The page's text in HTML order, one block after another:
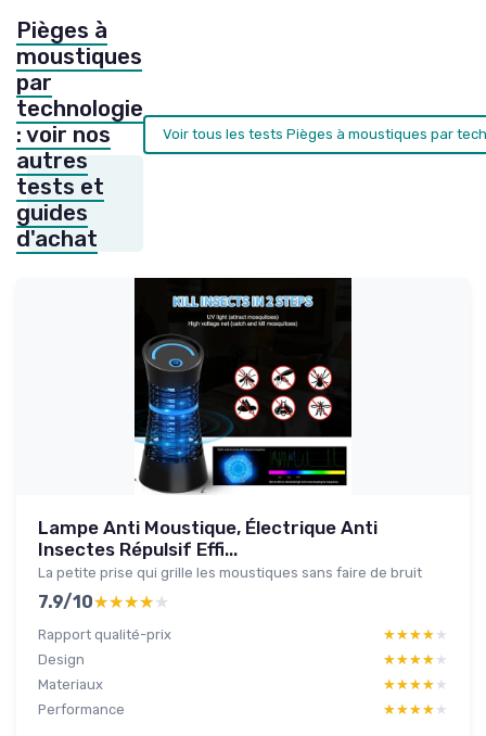
Pièges à
moustiques
par
technologie
: voir nos
autres
tests et
guides
d'achat
Voir tous les tests Pièges à moustiques par
Lampe Anti Moustique, Électrique Anti
Insectes Répulsif Effi...
La petite prise qui grille les moustiques sans faire de bruit
7.9/10★★★★★
★★★★★
Rapport qualité-prix ★★★★★
★★★★★
Design
★★★★★
★★★★★
Materiaux
★★★★★
★★★★★
Performance
★★★★★
★★★★★